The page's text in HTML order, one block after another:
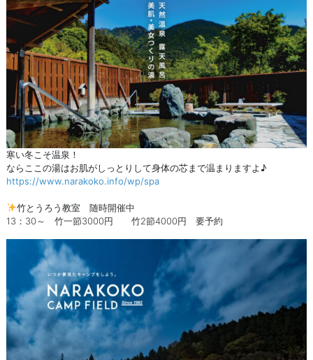
寒い冬こそ温泉！
ならここの湯はお肌がしっとりして身体の芯まで温まりますよ♪
https://www.narakoko.info/wp/spa
竹とうろう教室 随時開催中
13：30～ 竹一節3000円 竹2節4000円 要予約